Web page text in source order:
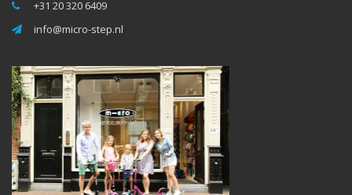
+31 20 320 6409
info@micro-step.nl